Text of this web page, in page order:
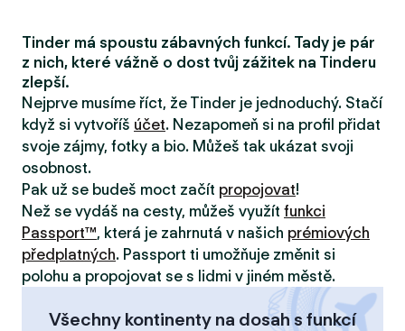
Tinder má spoustu zábavných funkcí. Tady je pár
z nich, které vážně o dost tvůj zážitek na Tinderu
zlepší.
Nejprve musíme říct, že Tinder je jednoduchý. Stačí
když si vytvoříš účet. Nezapomeň si na profil přidat
svoje zájmy, fotky a bio. Můžeš tak ukázat svoji
osobnost.
Pak už se budeš moct začít propojovat!
Než se vydáš na cesty, můžeš využít funkci
Passport™, která je zahrnutá v našich prémiových
předplatných. Passport ti umožňuje změnit si
polohu a propojovat se s lidmi v jiném městě.
Všechny kontinenty na dosah s funkcí